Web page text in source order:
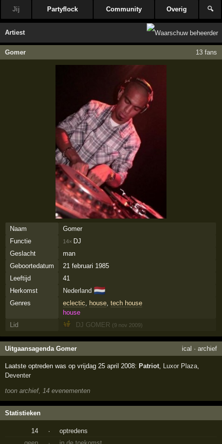
Jij Partyflock Community Overig 🔍
Artiest
Gomer 13 fans
Naam
Gomer
Functie
14× DJ
Geslacht
man
Geboortedatum
21 februari 1985
Leeftijd
41
Herkomst
Nederland 🇳🇱
Genres eclectic house, tech house
house
Lid
DJ GOMER (9 nov 2009)
Uitgaansagenda Gomer ical · archief
Laatste optreden was op vrijdag 25 april 2008:Patriot Luxor Plaza
Deventer
toon archief, 14 evenementen
Statistieken
14 ·
optredens